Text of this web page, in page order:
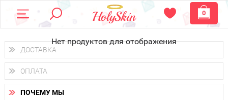
0
Нет продуктов для отображения
ДОСТАВКА
Доставка осуществляетсяпо всем городам России.
Вы можете выбрать доставку курьером, Почтой России или
получить заказ в пунктах выдачи PickPoint или пункте
самовывоза.
ОПЛАТА
Вы можете оплатить свой заказ любым удобным способом:
наличными деньгами (
ПОЧЕМУ МЫ